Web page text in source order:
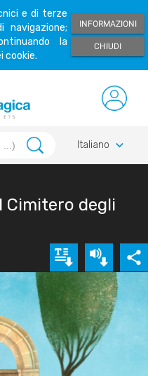
e di terze
navigazione;
la
cookie.
INFORMAZIONI
CHIUDI
Italiano keyboard_arrow_down
Cimitero degli